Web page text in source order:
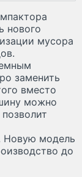
нового
мусора
заменить
вместо
можно
Новую модель
до